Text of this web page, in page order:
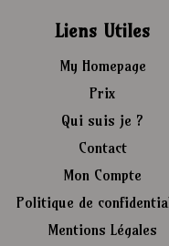
Liens Utiles
My Homepage
Prix
Qui suis je ?
Contact
Mon Compte
Politique de
Mentions Légales